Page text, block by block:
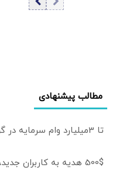
لینکلن»/ درگیری
مطالب پیشنهادی
تا 3میلیارد وام سرمایه در گردش فروشندگان
500$ هدیه به کاربران جدید،ثبت نام کن